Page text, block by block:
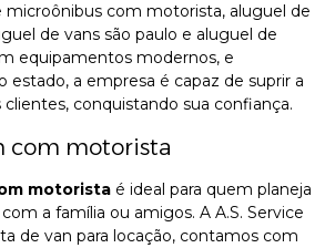
microônibus com motorista, aluguel de
de vans são paulo e aluguel de
equipamentos modernos, e
estado, a empresa é capaz de suprir a
conquistando sua confiança.
com motorista
motorista é ideal para quem planeja
a família ou amigos. A A.S. Service
de van para locação, contamos com